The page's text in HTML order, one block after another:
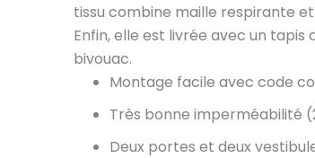
tissu combine maille respirante
Enfin, elle est livrée avec un
bivouac.
Montage facile avec code
Très bonne imperméabilité
Deux portes et deux